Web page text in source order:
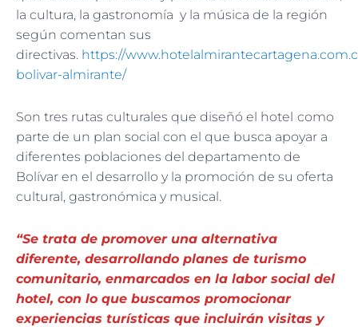
la cultura, la gastronomía y la música de la región
según comentan sus
directivas. https://
bolivar-almirante/
Son tres rutas culturales que diseñó el hotel como
parte de un plan social con el que busca apoyar a
diferentes poblaciones del departamento de
Bolívar en el desarrollo y la promoción de su oferta
cultural, gastronómica y musical.
“Se trata de promover una alternativa
diferente, desarrollando planes de turismo
comunitario, enmarcados en la labor social del
hotel, con lo que buscamos promocionar
experiencias turísticas que incluirán visitas y